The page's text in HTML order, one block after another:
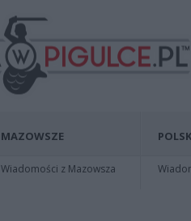
MAZOWSZE
Wiadomości z Mazowsza